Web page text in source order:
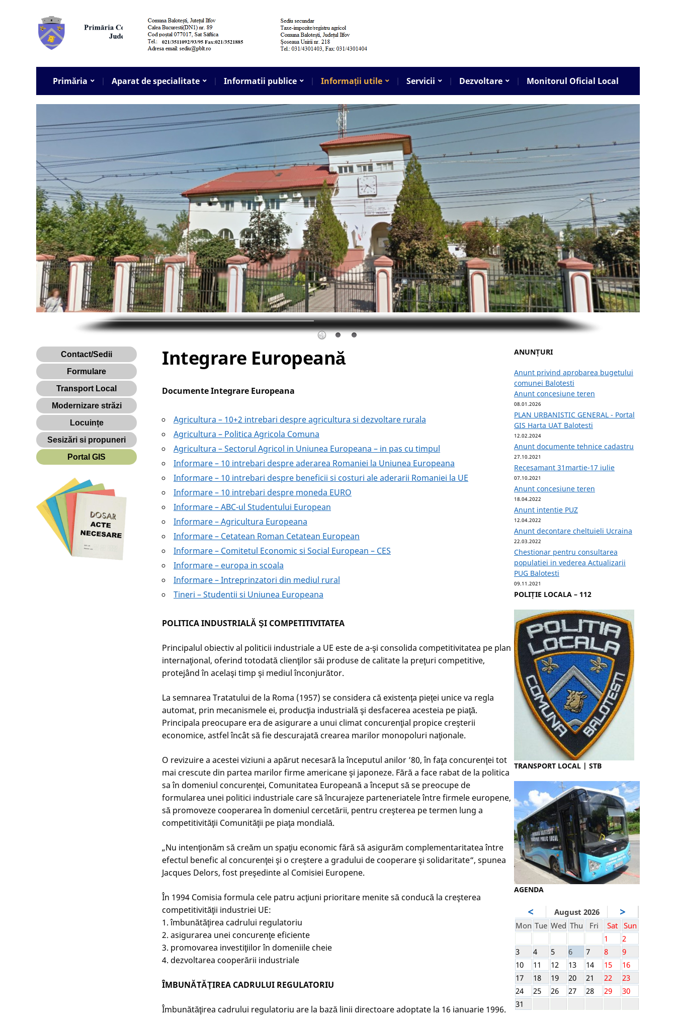
Primăria Aparat de specialitate Informatii publice Informații utile Servicii Dezvoltare Monitorul Oficial Local
Contact/Sedii
Formulare
Transport Local
Modernizare străzi
Locuințe
Sesizări si propuneri
Portal GIS
Integrare Europeană
Documente Integrare Europeana
Agricultura – 10+2 intrebari despre agricultura si dezvoltare rurala
Agricultura – Politica Agricola Comuna
Agricultura – Sectorul Agricol in Uniunea Europeana – in pas cu timpul
Informare – 10 intrebari despre aderarea Romaniei la Uniunea Europeana
Informare – 10 intrebari despre beneficii si costuri ale aderarii Romaniei la UE
Informare – 10 intrebari despre moneda EURO
Informare – ABC-ul Studentului European
Informare – Agricultura Europeana
Informare – Cetatean Roman Cetatean European
Informare – Comitetul Economic si Social European – CES
Informare – europa in scoala
Informare – Intreprinzatori din mediul rural
Tineri – Studentii si Uniunea Europeana
POLITICA INDUSTRIALĂ ŞI COMPETITIVITATEA
Principalul obiectiv al politicii industriale a UE este de a-şi consolida competitivitatea pe plan
internaţional, oferind totodată clienţilor săi produse de calitate la preţuri competitive,
protejând în acelaşi timp şi mediul înconjurător.
La semnarea Tratatului de la Roma (1957) se considera că existenţa pieţei unice va regla
automat, prin mecanismele ei, producţia industrială şi desfacerea acesteia pe piaţă.
Principala preocupare era de asigurare a unui climat concurenţial propice creşterii
economice, astfel încât să fie descurajată crearea marilor monopoluri naţionale.
O revizuire a acestei viziuni a apărut necesară la începutul anilor ’80, în faţa concurenţei tot
mai crescute din partea marilor firme americane şi japoneze. Fără a face rabat de la politica
sa în domeniul concurenţei, Comunitatea Europeană a început să se preocupe de
formularea unei politici industriale care să încurajeze parteneriatele între firmele europene,
să promoveze cooperarea în domeniul cercetării, pentru creşterea pe termen lung a
competitivităţii Comunităţii pe piaţa mondială.
„Nu intenţionăm să creăm un spaţiu economic fără să asigurăm complementaritatea între
efectul benefic al concurenţei şi o creştere a gradului de cooperare şi solidaritate“, spunea
Jacques Delors, fost preşedinte al Comisiei Europene.
În 1994 Comisia formula cele patru acţiuni prioritare menite să conducă la creşterea
competitivităţii industriei UE:
1. îmbunătăţirea cadrului regulatoriu
2. asigurarea unei concurenţe eficiente
3. promovarea investiţiilor în domeniile cheie
4. dezvoltarea cooperării industriale
ÎMBUNĂTĂŢIREA CADRULUI REGULATORIU
Îmbunătăţirea cadrului regulatoriu are la bază linii directoare adoptate la 16 ianuarie 1996.
ANUNȚURI
Anunt privind aprobarea bugetului
comunei Balotesti
Anunt concesiune teren
08.01.2026
PLAN URBANISTIC GENERAL - Portal
GIS Harta UAT Balotesti
12.02.2024
Anunt documente tehnice cadastru
27.10.2021
Recesamant 31martie-17 iulie
07.10.2021
Anunt concesiune teren
18.04.2022
Anunt intentie PUZ
12.04.2022
Anunt decontare cheltuieli Ucraina
22.03.2022
Chestionar pentru consultarea
populatiei in vederea Actualizarii
PUG Balotesti
09.11.2021
POLIȚIE LOCALA – 112
TRANSPORT LOCAL | STB
AGENDA
< August 2026 >
Mon Tue Wed Thu Fri Sat
Sun
1
2
3
4 5 6 7 8
9
10
11 12 13 14 15
16
17
18 19 20 21 22
23
24
25 26 27 28 29
30
31